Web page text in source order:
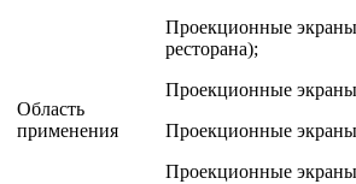
Область
применения
Проекционные экраны
ресторана);
Проекционные экраны
Проекционные
Проекционные